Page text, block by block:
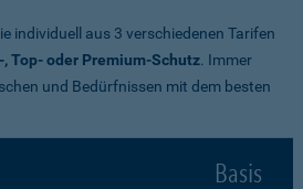
individuell aus 3 verschiedenen Tarifen
, Top- oder Premium-Schutz. Immer
und Bedürfnissen mit dem besten
Basis